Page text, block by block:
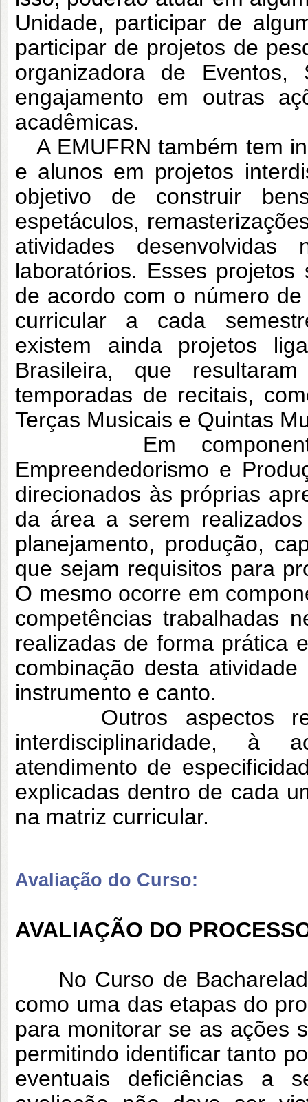
Unidade, participar de
participar de projetos de
organizadora de
engajamento em outras
acadêmicas.
A EMUFRN também tem
e alunos em projetos
objetivo de construir
espetáculos,
atividades
laboratórios. Esses
de acordo com o número
curricular a cada
existem ainda projetos
Brasileira, que
temporadas de recitais,
Terças Musicais e Quintas
Em componentes
Empreendedorismo e
direcionados às próprias
da área a serem
planejamento, produção,
que sejam requisitos para
O mesmo ocorre em
competências trabalhadas
realizadas de forma prática
combinação desta
instrumento e canto.
Outros aspectos
interdisciplinaridade, à
atendimento de
explicadas dentro de cada
na matriz curricular.
Avaliação do Curso:
AVALIAÇÃO DO
No Curso de
como uma das etapas do
para monitorar se as ações
permitindo identificar tanto
eventuais deficiências a